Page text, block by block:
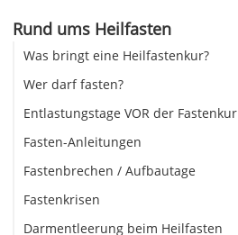
Rund ums Heilfasten
Was bringt eine Heilfastenkur?
Wer darf fasten?
Entlastungstage VOR der Fastenkur
Fasten-Anleitungen
Fastenbrechen / Aufbautage
Fastenkrisen
Darmentleerung beim Heilfasten